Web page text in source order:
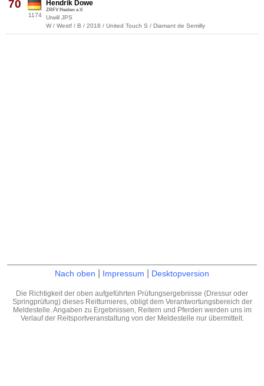
70
1174
Hendrik Dowe
ZRFV Heiden e.V.
Urwill JPS
W / Westf / B / 2018 / United Touch S / Diamant de Semilly
Nach oben Impressum Desktopversion
Die Richtigkeit der oben aufgeführten Prüfungsergebnisse (Dressur oder
Springprüfung) dieses Reitturnieres, obligt dem Verantwortungsbereich der
Meldestelle. Angaben zu Ergebnissen, Reitern und Pferden werden uns im
Verlauf der Reitsportveranstaltung von der Meldestelle nur übermittelt.